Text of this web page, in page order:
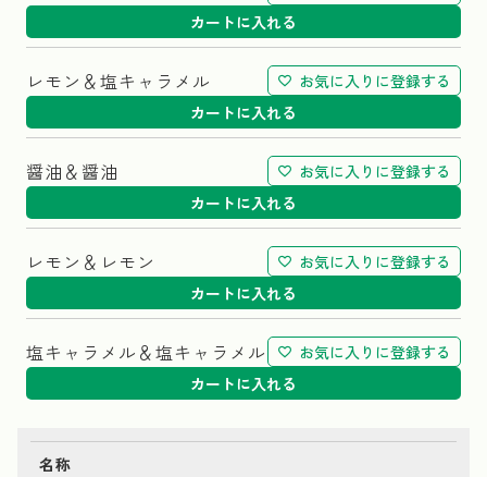
カートに入れる
レモン＆塩キャラメル
お気に入りに登録する
カートに入れる
醤油＆醤油
お気に入りに登録する
カートに入れる
レモン＆レモン
お気に入りに登録する
カートに入れる
塩キャラメル＆塩キャラメル
お気に入りに登録する
カートに入れる
名称